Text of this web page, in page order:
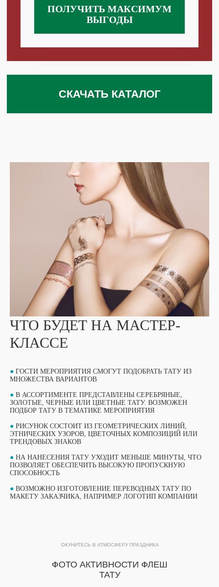
ЧТО БУДЕТ НА МАСТЕР-
КЛАССЕ
● ГОСТИ МЕРОПРИЯТИЯ СМОГУТ ПОДОБРАТЬ ТАТУ ИЗ
МНОЖЕСТВА ВАРИАНТОВ
● В АССОРТИМЕНТЕ ПРЕДСТАВЛЕНЫ СЕРЕБРЯНЫЕ,
ЗОЛОТЫЕ, ЧЕРНЫЕ ИЛИ ЦВЕТНЫЕ ТАТУ. ВОЗМОЖЕН
ПОДБОР ТАТУ В ТЕМАТИКЕ МЕРОПРИЯТИЯ
● РИСУНОК СОСТОИТ ИЗ ГЕОМЕТРИЧЕСКИХ ЛИНИЙ,
ЭТНИЧЕСКИХ УЗОРОВ, ЦВЕТОЧНЫХ КОМПОЗИЦИЙ ИЛИ
ТРЕНДОВЫХ ЗНАКОВ
● НА НАНЕСЕНИЯ ТАТУ УХОДИТ МЕНЬШЕ МИНУТЫ, ЧТО
ПОЗВОЛЯЕТ ОБЕСПЕЧИТЬ ВЫСОКУЮ ПРОПУСКНУЮ
СПОСОБНОСТЬ
● ВОЗМОЖНО ИЗГОТОВЛЕНИЕ ПЕРЕВОДНЫХ ТАТУ ПО
МАКЕТУ ЗАКАЗЧИКА, НАПРИМЕР ЛОГОТИП КОМПАНИИ
ФОТО АКТИВНОСТИ ФЛЕШ
ТАТУ
ОКУНИТЕСЬ В АТМОСФЕРУ ПРАЗДНИКА
ФОРМАТЫ ПРОВЕДЕНИЯ
МАСТЕР-КЛАССА
ПРОДОЛЖИТЕЛЬНОСТЬЮ 1 ЧАС. ДО 15
УЧАСТНИКОВ В ГРУППЕ ПРИ РАБОТЕ ОДНОГО
Быстрый формат мастер-класса, который